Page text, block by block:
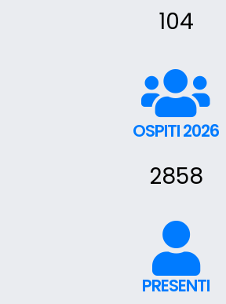
104
OSPITI 2026
2858
PRESENTI